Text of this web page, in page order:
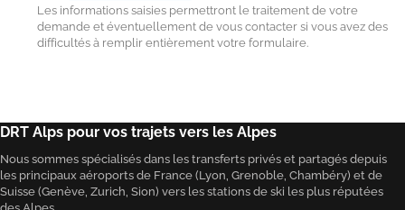
Les informations saisies permettront le traitement de votre
demande et éventuellement de vous contacter si vous avez des
difficultés à remplir entièrement votre formulaire.
DRT Alps pour vos trajets vers les Alpes
Nous sommes spécialisés dans les transferts privés et partagés depuis
les principaux aéroports de France (Lyon, Grenoble, Chambéry) et de
Suisse (Genève, Zurich, Sion) vers les stations de ski les plus réputées
des Alpes.